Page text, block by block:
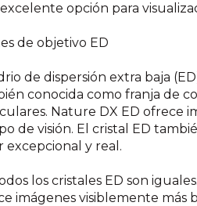
opción para
de objetivo ED
de dispersión extra baja
conocida como franja de
Nature DX ED ofrece
de visión. El cristal ED
excepcional y real.
los cristales ED son
imágenes visiblemente más